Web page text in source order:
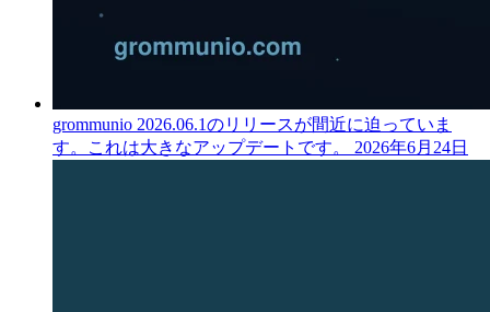
grommunio 2026.06.1のリリースが間近に迫っていま
す。これは大きなアップデートです。
2026年6月24日